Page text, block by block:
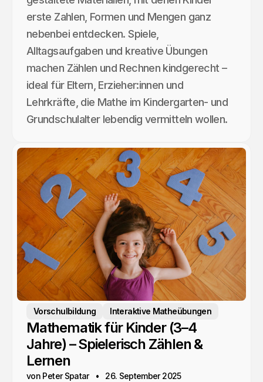
erste Zahlen, Formen und Mengen ganz
nebenbei entdecken. Spiele,
Alltagsaufgaben und kreative Übungen
machen Zählen und Rechnen kindgerecht –
ideal für Eltern, Erzieher:innen und
Lehrkräfte, die Mathe im Kindergarten- und
Grundschulalter lebendig vermitteln wollen.
Vorschulbildung Interaktive Matheübungen
Mathematik für Kinder (3–4
Jahre) – Spielerisch Zählen &
Lernen
von Peter Spatar 26. September 2025